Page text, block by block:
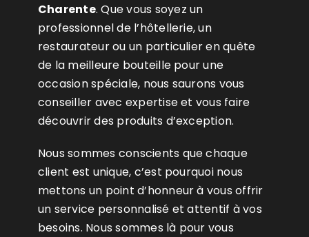
Charente. Que vous soyez un
professionnel de l’hôtellerie, un
restaurateur ou un particulier en quête
de la meilleure bouteille pour une
occasion spéciale, nous saurons vous
conseiller avec expertise et vous faire
découvrir des produits d’exception.
Nous sommes conscients que chaque
client est unique, c’est pourquoi nous
mettons un point d’honneur à vous offrir
un service personnalisé et attentif à vos
besoins. Nous sommes là pour vous